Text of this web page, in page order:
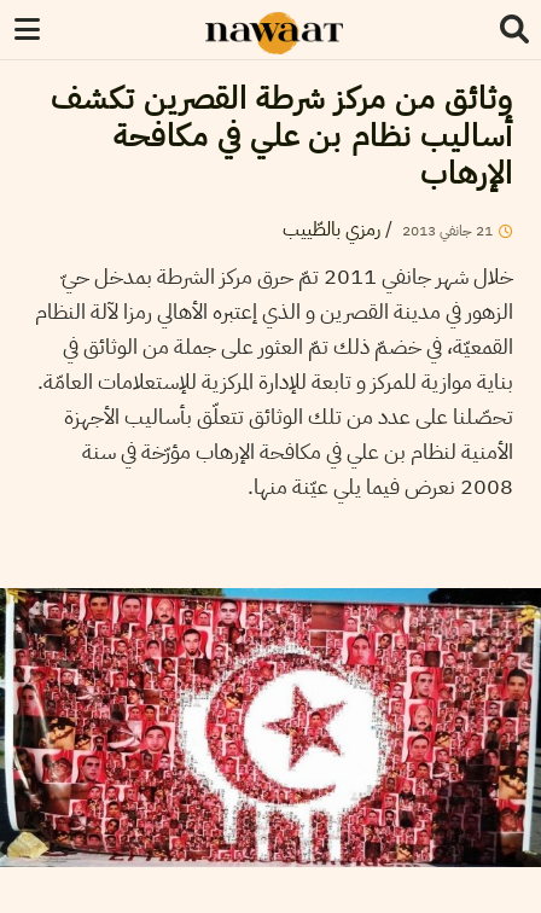
وثائق من مركز شرطة القصرين تكشف
أساليب نظام بن علي في مكافحة
الإرهاب
21 جانفي 2013
/رمزي بالطّييب
خلال شهر جانفي 2011 تمّ حرق مركز الشرطة بمدخل حيّ
الزهور في مدينة القصرين و الذي إعتبره الأهالي رمزا لآلة النظام
القمعيّة، في خضمّ ذلك تمّ العثور على جملة من الوثائق في
بناية موازية للمركز و تابعة للإدارة المركزية للإستعلامات العامّة.
تحصّلنا على عدد من تلك الوثائق تتعلّق بأساليب الأجهزة
الأمنية لنظام بن علي في مكافحة الإرهاب مؤرّخة في سنة
2008 نعرض فيما يلي عيّنة منها.